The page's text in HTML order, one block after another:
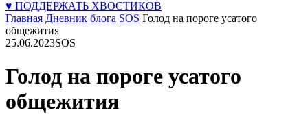
♥ ПОДДЕРЖАТЬ ХВОСТИКОВ
Главная Дневник блога SOS Голод на пороге усатого
общежития
25.06.2023SOS
Голод на пороге усатого
общежития